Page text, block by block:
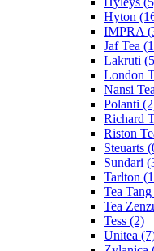
Hyton
IMPRA
Jaf Tea
Lakruti
London
Nansi
Polanti
Richard
Riston
Steuarts
Sundari
Tarlton
Tea Tang
Tea
Tess (2)
Unitea